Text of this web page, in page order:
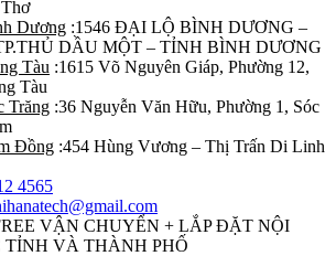
Dương :1546 ĐẠI LỘ BÌNH DƯƠNG –
DẦU MỘT – TỈNH BÌNH DƯƠNG
Tàu :1615 Võ Nguyên Giáp, Phường 12,
Tàu
Trăng :36 Nguyễn Văn Hữu, Phường 1, Sóc
Đồng :454 Hùng Vương – Thị Trấn Di Linh
4565
VẬN CHUYỂN + LẮP ĐẶT NỘI
VÀ THÀNH PHỐ